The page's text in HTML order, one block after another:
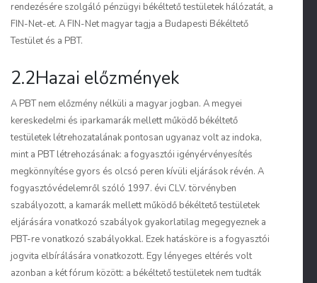
rendezésére szolgáló pénzügyi békéltető testületek hálózatát, a
FIN-Net-et. A FIN-Net magyar tagja a Budapesti Békéltető
Testület és a PBT.
2.2Hazai előzmények
A PBT nem előzmény nélküli a magyar jogban. A megyei
kereskedelmi és iparkamarák mellett működő békéltető
testületek létrehozatalának pontosan ugyanaz volt az indoka,
mint a PBT létrehozásának: a fogyasztói igényérvényesítés
megkönnyítése gyors és olcsó peren kívüli eljárások révén. A
fogyasztóvédelemről szóló 1997. évi CLV. törvényben
szabályozott, a kamarák mellett működő békéltető testületek
eljárására vonatkozó szabályok gyakorlatilag megegyeznek a
PBT-re vonatkozó szabályokkal. Ezek hatásköre is a fogyasztói
jogvita elbírálására vonatkozott. Egy lényeges eltérés volt
azonban a két fórum között: a békéltető testületek nem tudták